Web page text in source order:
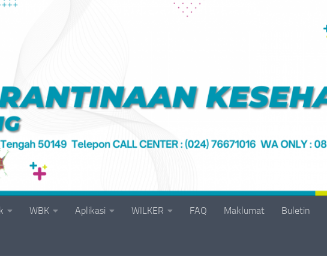
WBK Aplikasi WILKER FAQ Maklumat Buletin